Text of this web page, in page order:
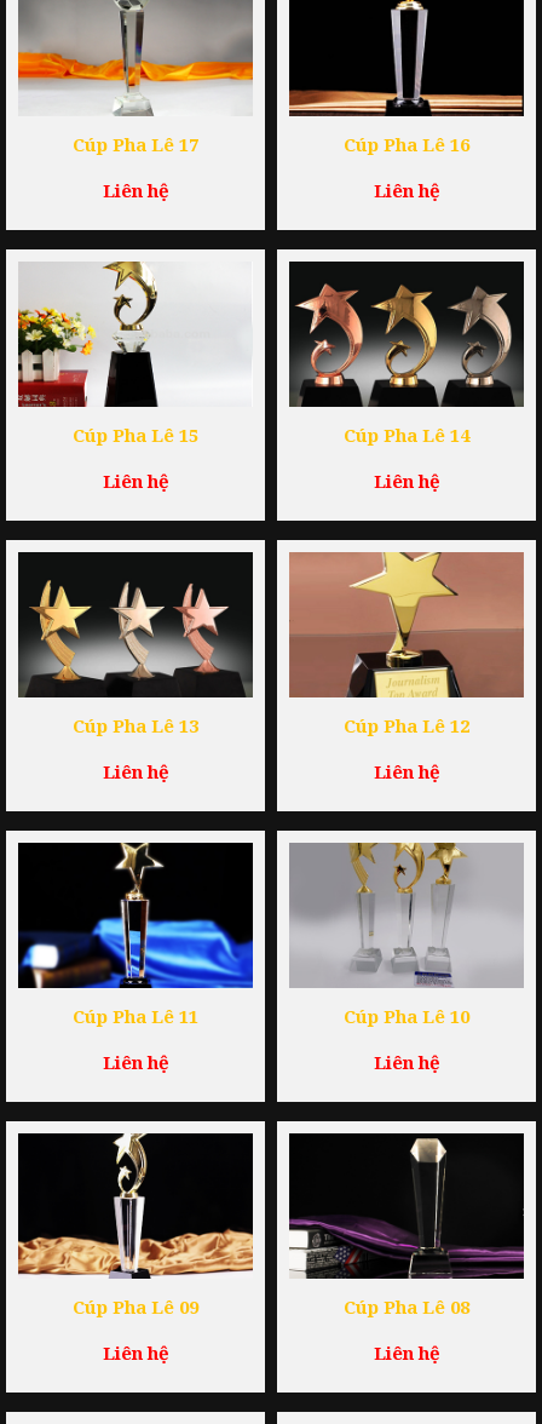
Cúp Pha Lê 17
Liên hệ
Cúp Pha Lê 16
Liên hệ
Cúp Pha Lê 15
Liên hệ
Cúp Pha Lê 14
Liên hệ
Cúp Pha Lê 13
Liên hệ
Cúp Pha Lê 12
Liên hệ
Cúp Pha Lê 11
Liên hệ
Cúp Pha Lê 10
Liên hệ
Cúp Pha Lê 09
Liên hệ
Cúp Pha Lê 08
Liên hệ